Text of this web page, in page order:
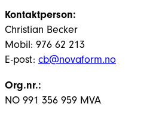
Kontaktperson:
Christian Becker
Mobil: 976 62 213
E-post: cb@novaform.no
Org.nr.:
NO 991 356 959 MVA